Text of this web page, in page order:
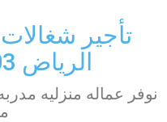
contentتأجير
الرياض 0582506203
نوفر عماله منزليه